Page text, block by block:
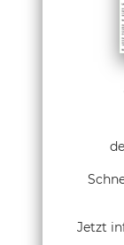
Jetzt